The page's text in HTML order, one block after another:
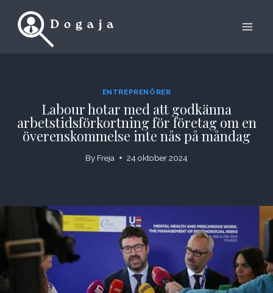
ENTREPRENÖRER
Labour hotar med att godkänna
arbetstidsförkortning för företag om en
överenskommelse inte nås på måndag
By Freja 24 oktober 2024